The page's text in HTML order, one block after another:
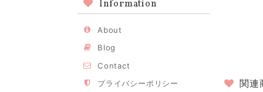
Information
About
Blog
Contact
プライバシーポリシー
関連